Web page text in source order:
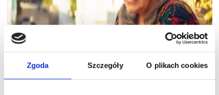
Zgoda Szczegóły O plikach cookies